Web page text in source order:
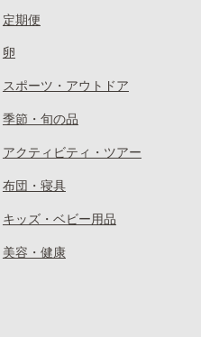
定期便
卵
スポーツ・アウトドア
季節・旬の品
アクティビティ・ツアー
布団・寝具
キッズ・ベビー用品
美容・健康